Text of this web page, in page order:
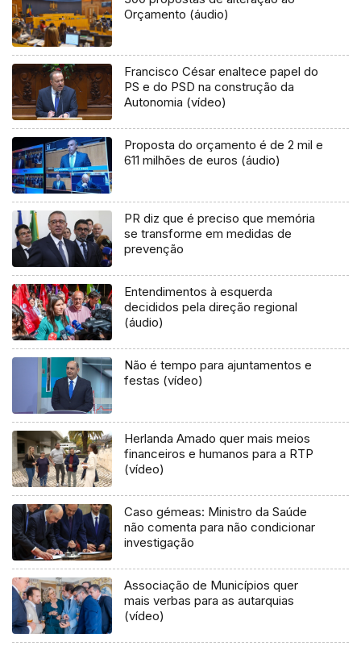
Orçamento (áudio)
Francisco César enaltece papel do
PS e do PSD na construção da
Autonomia (vídeo)
Proposta do orçamento é de 2 mil e
611 milhões de euros (áudio)
PR diz que é preciso que memória
se transforme em medidas de
prevenção
Entendimentos à esquerda
decididos pela direção regional
(áudio)
Não é tempo para ajuntamentos e
festas (vídeo)
Herlanda Amado quer mais meios
financeiros e humanos para a RTP
(vídeo)
Caso gémeas: Ministro da Saúde
não comenta para não condicionar
investigação
Associação de Municípios quer
mais verbas para as autarquias
(vídeo)